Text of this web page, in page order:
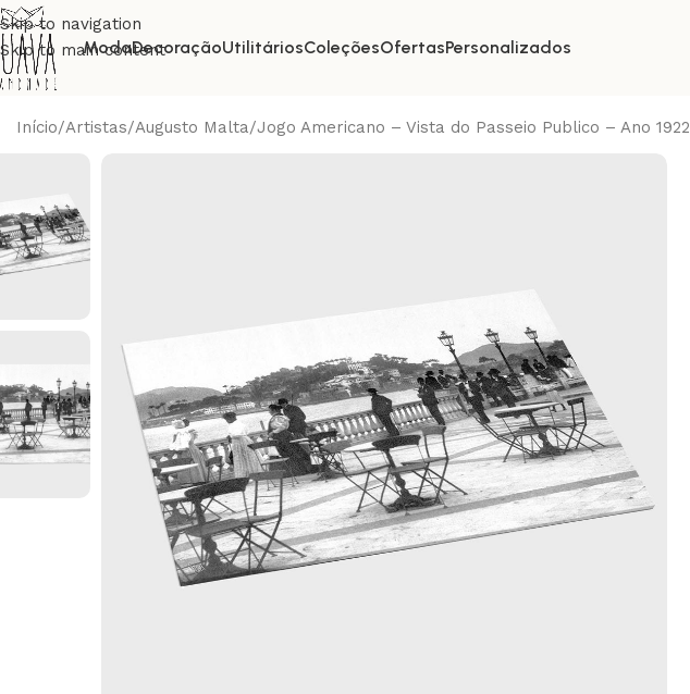
Skip to navigation
Skip to main content
ModaDecoraçãoUtilitáriosColeçõesOfertasPersonalizados
Início Artistas Augusto Malta Jogo Americano – Vista do Passeio Publico – Ano 1922